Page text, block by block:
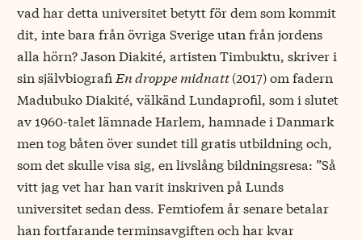
vad har detta universitet betytt för dem som kommit
dit, inte bara från övriga Sverige utan från jordens
alla hörn? Jason Diakité, artisten Timbuktu, skriver i
sin självbiografi En droppe midnatt(2017) om fadern
Madubuko Diakité, välkänd Lundaprofil, som i slutet
av 1960-talet lämnade Harlem, hamnade i Danmark
men tog båten över sundet till gratis utbildning och,
som det skulle visa sig, en livslång bildningsresa: ”Så
vitt jag vet har han varit inskriven på Lunds
universitet sedan dess. Femtiofem år senare betalar
han fortfarande terminsavgiften och har kvar